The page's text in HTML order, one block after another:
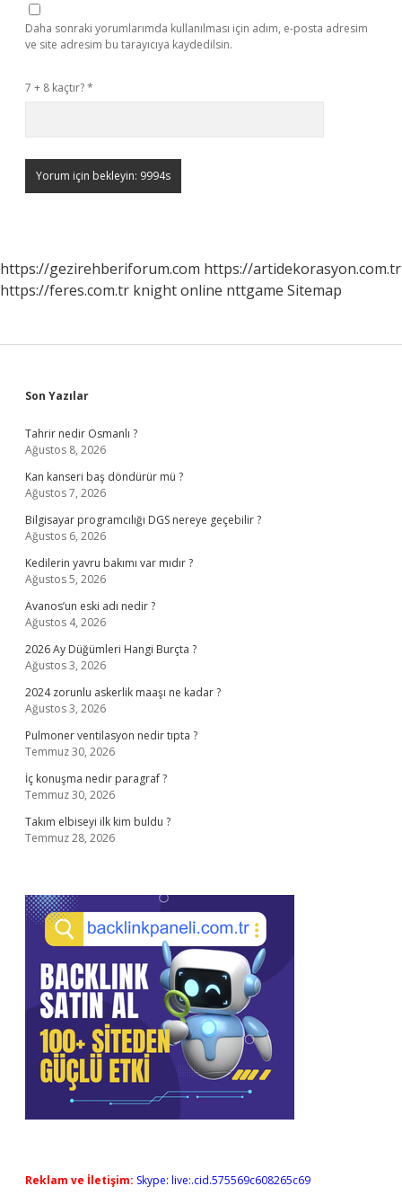
Daha sonraki yorumlarımda kullanılması için adım, e-posta adresim
ve site adresim bu tarayıcıya kaydedilsin.
7 + 8 kaçtır?*
https://gezirehberiforum.com https://artidekorasyon.com.tr
https://feres.com.tr knight online nttgame Sitemap
Sidebar
Son Yazılar
Tahrir nedir Osmanlı ?
Ağustos 8, 2026
Kan kanseri baş döndürür mü ?
Ağustos 7, 2026
Bilgisayar programcılığı DGS nereye geçebilir ?
Ağustos 6, 2026
Kedilerin yavru bakımı var mıdır ?
Ağustos 5, 2026
Avanos’un eski adı nedir ?
Ağustos 4, 2026
2026 Ay Düğümleri Hangi Burçta ?
Ağustos 3, 2026
2024 zorunlu askerlik maaşı ne kadar ?
Ağustos 3, 2026
Pulmoner ventilasyon nedir tıpta ?
Temmuz 30, 2026
İç konuşma nedir paragraf ?
Temmuz 30, 2026
Takım elbiseyi ilk kim buldu ?
Temmuz 28, 2026
Reklam ve İletişim: Skype: live:.cid.575569c608265c69